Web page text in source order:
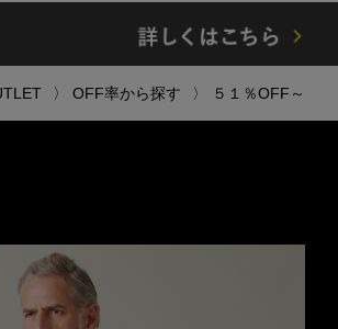
OFF率から探す ５１％OFF～